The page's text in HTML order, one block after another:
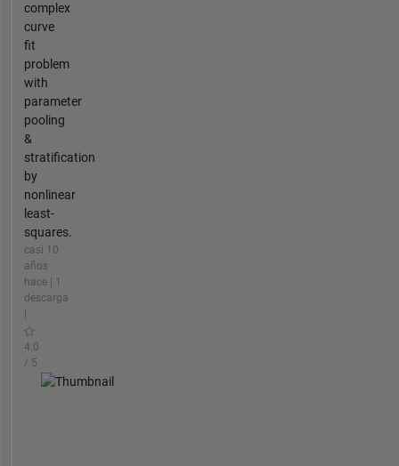
complex
curve
fit
problem
with
parameter
pooling
&
stratification
by
nonlinear
least-
squares.
casi 10
años
hace | 1
descarga
4.0
/ 5